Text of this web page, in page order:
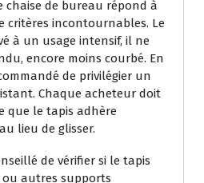
chaise de bureau répond à
critères incontournables. Le
à un usage intensif, il ne
encore moins courbé. En
de privilégier un
Chaque acheteur doit
que le tapis adhère
lieu de glisser.
de vérifier si le tapis
ou autres supports